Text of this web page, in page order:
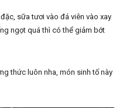
sữa tươi vào đá viên vào xay
ngọt quá thì có thể giảm bớt
thức luôn nha, món sinh tố này